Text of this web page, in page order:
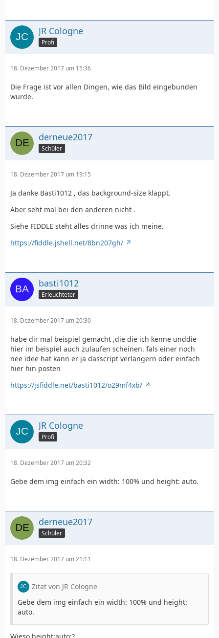
JR Cologne
Profi
18. Dezember 2017 um 15:36
Die Frage ist vor allen Dingen, wie das Bild eingebunden
wurde.
derneue2017
Schüler
18. Dezember 2017 um 19:15
Ja danke Basti1012 , das background-size klappt.
Aber seht mal bei den anderen nicht .
Siehe FIDDLE steht alles drinne was ich meine.
https://fiddle.jshell.net/8bn207gh/
basti1012
Erleuchteter
18. Dezember 2017 um 20:30
habe dir mal beispiel gemacht ,die die ich kenne unddie
hier im beispiel auch zulaufen scheinen. fals einer noch
nee idee hat kann er ja dasscript verlängern oder einfach
hier hin posten
https://jsfiddle.net/basti1012/o29mf4xb/
JR Cologne
Profi
18. Dezember 2017 um 20:32
Gebe dem img einfach ein width: 100% und height: auto.
derneue2017
Schüler
18. Dezember 2017 um 21:11
Zitat von JR Cologne
Gebe dem img einfach ein width: 100% und height:
auto.